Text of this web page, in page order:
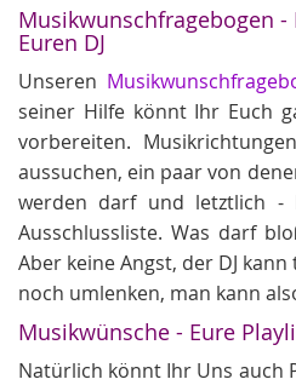
Musikwunschfragebogen
Euren DJ
Unseren
seiner Hilfe könnt Ihr Euch
vorbereiten.
aussuchen, ein paar von
werden darf und letztlich -
Ausschlussliste. Was darf
Aber keine Angst, der DJ
noch umlenken, man kann
Musikwünsche - Eure
Natürlich könnt Ihr Uns auch